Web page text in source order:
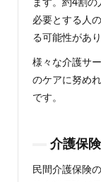
ます。約4割
必要とする人
る可能性があり
様々な介護サ
のケアに努め
です。
介護保
民間介護保険